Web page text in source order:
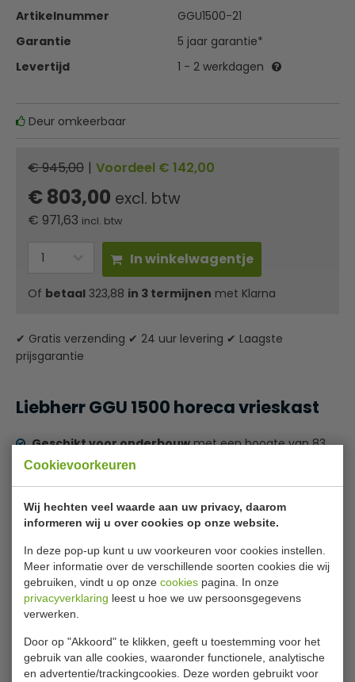
Cookievoorkeuren
Wij hechten veel waarde aan uw privacy, daarom
informeren wij u over cookies op onze website.
In deze pop-up kunt u uw voorkeuren voor cookies instellen.
Meer informatie over de verschillende soorten cookies die wij
gebruiken, vindt u op onze cookies pagina. In onze
privacyverklaring leest u hoe we uw persoonsgegevens
verwerken.
Door op "Akkoord" te klikken, geeft u toestemming voor het
gebruik van alle cookies, waaronder functionele, analytische
en advertentie/trackingcookies. Deze worden gebruikt voor
Artikelnummer
GGU1500-21
Garantie
5 jaar garantie*
Levertijd
1 - 2 werkdagen
Deur omkeerbaar
€ 945,00 | Voordeel € 142,00
€ 803,00 excl. btw
€ 971,63 incl. btw
In winkelwagentje
Of betaal 323,88 in 3 termijnen met Klarna
✔ Gratis verzending ✔ 24 uur levering ✔ Laagste
prijsgarantie
Liebherr GGU 1500 horeca vrieskast
Geschikt voor onderbouwmet een hoogte van 83
cm kan gemakkelijk onder een werkblad worden
Het milieuvriendelijke koelmiddel R600ais in
combinatie met de efficiënte compressor krachtig en
energie-efficiënt.
Een optischenakoestisch alarmwaarschuwt bij een
ongecontroleerde temperatuurstijging en
koudeverlies. Bewaartijd bij storing is
24 uur.
Het uit één stuk diepgetrokken interieurvan
polystryreen is gemakkelijk schoon te maken en geur
Lees meer
Specificaties
Model
GGU 1500